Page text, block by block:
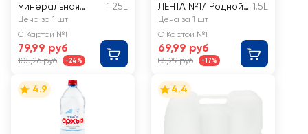
минеральная
МТАБИ природная
лечебно-
столовая
Нагутская-26
газированная
1.25L
Цена за 1 шт
С Картой №1
79,99 руб
105,26 руб -24%
ЛЕНТА №17 Родной
Бюветъ лечебная
газированная
1.5L
Цена за 1 шт
С Картой №1
69,99 руб
85,29 руб -17%
4.9 4.4